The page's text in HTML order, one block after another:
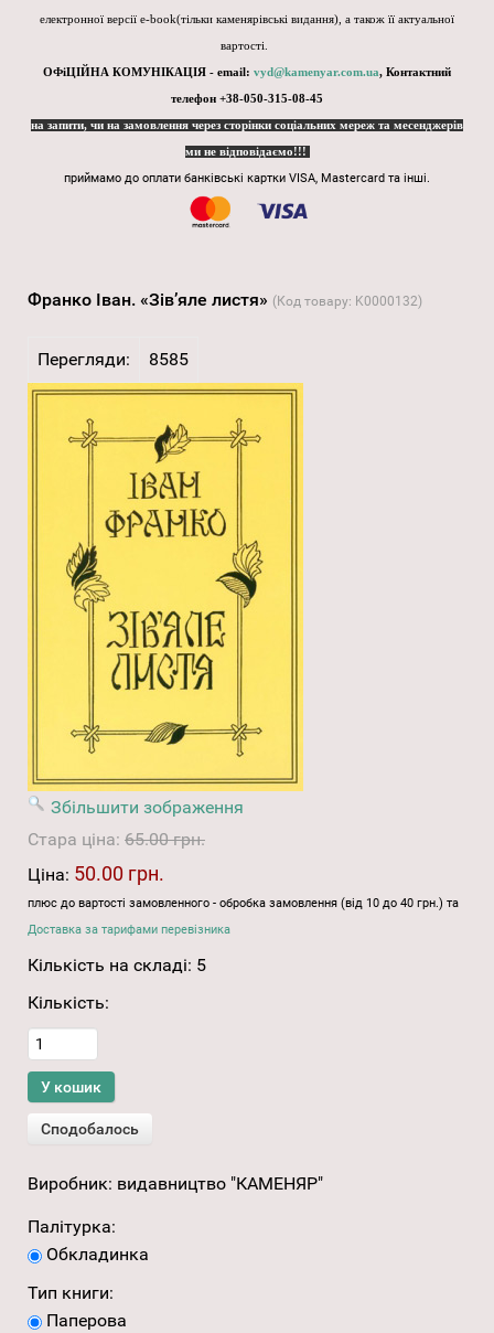
електронної версії e-book(тільки каменярівські видання), а також її актуальної
вартості.
ОФіЦІЙНА КОМУНІКАЦІЯ - email: vyd@kamenyar.com.ua, Контактний
телефон +38-050-315-08-45
на запити, чи на замовлення через сторінки соціальних мереж та месенджерів
ми не відповідаємо!!!
приймамо до оплати банківські картки VISA, Mastercard та інші.
Франко Іван. «Зів’яле листя» (Код товару: K0000132)
Перегляди: 8585
Збільшити зображення
Стара ціна: 65.00 грн.
Ціна: 50.00 грн.
плюс до вартості замовленного - обробка замовлення (від 10 до 40 грн.) та
Доставка за тарифами перевізника
Кількість на складі: 5
Кількість:
Виробник: видавництво "КАМЕНЯР"
Палітурка:
Обкладинка
Тип книги:
Паперова